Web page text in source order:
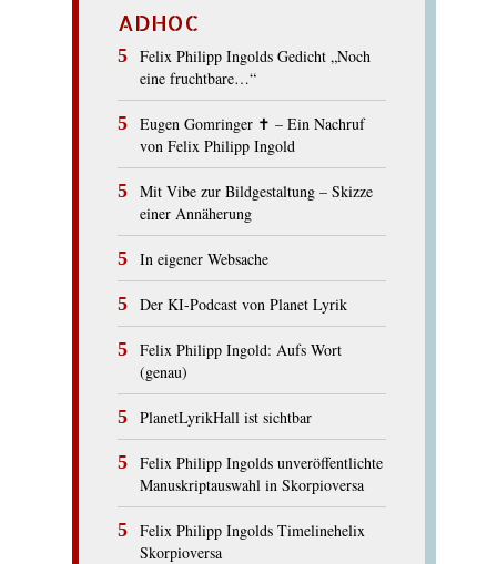
ADHOC
Felix Philipp Ingolds Gedicht „Noch
eine fruchtbare…“
Eugen Gomringer ✝︎ – Ein Nachruf
von Felix Philipp Ingold
Mit Vibe zur Bildgestaltung – Skizze
einer Annäherung
In eigener Websache
Der KI-Podcast von Planet Lyrik
Felix Philipp Ingold: Aufs Wort
(genau)
PlanetLyrikHall ist sichtbar
Felix Philipp Ingolds unveröffentlichte
Manuskriptauswahl in Skorpioversa
Felix Philipp Ingolds Timelinehelix
Skorpioversa